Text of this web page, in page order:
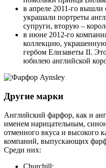
в апреле 2011-го вышли
украшали портреты
супруги, вторую –
в июне 2012-го
коллекцию, украшенную
гербом Елизаветы II.
юбилею английской
Другие марки
Английский фарфор, как и
именем нарицательным,
отменного вкуса и высокого
компаний, выпускающих
Среди них:
Churchill;